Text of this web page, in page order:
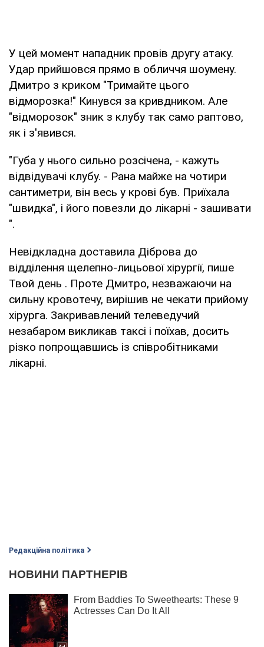
У цей момент нападник провів другу атаку.
Удар прийшовся прямо в обличчя шоумену.
Дмитро з криком "Тримайте цього
відморозка!" Кинувся за кривдником. Але
"відморозок" зник з клубу так само раптово,
як і з'явився.
"Губа у нього сильно розсічена, - кажуть
відвідувачі клубу. - Рана майже на чотири
сантиметри, він весь у крові був. Приїхала
"швидка", і його повезли до лікарні - зашивати
".
Невідкладна доставила Діброва до
відділення щелепно-лицьової хірургії, пише
Твой день . Проте Дмитро, незважаючи на
сильну кровотечу, вирішив не чекати прийому
хірурга. Закривавлений телеведучий
незабаром викликав таксі і поїхав, досить
різко попрощавшись із співробітниками
лікарні.
Редакційна політика